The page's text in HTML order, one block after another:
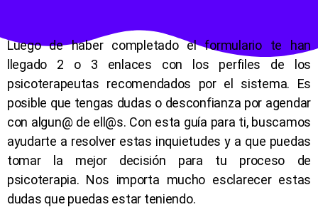
Luego de haber completado el formulario te han
llegado 2 o 3 enlaces con los perfiles de los
psicoterapeutas recomendados por el sistema. Es
posible que tengas dudas o desconfianza por agendar
con algun@ de ell@s. Con esta guía para ti, buscamos
ayudarte a resolver estas inquietudes y a que puedas
tomar la mejor decisión para tu proceso de
psicoterapia. Nos importa mucho esclarecer estas
dudas que puedas estar teniendo.